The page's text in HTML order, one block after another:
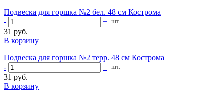
Подвеска для горшка №2 бел. 48 см Кострома
-
+ шт.
31 руб.
В корзину
Подвеска для горшка №2 терр. 48 см Кострома
-
+ шт.
31 руб.
В корзину